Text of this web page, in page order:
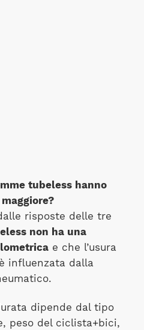
tubeless hanno
risposte delle tre
non ha una
e che l’usura
influenzata dalla
dipende dal tipo
peso del ciclista+bici,